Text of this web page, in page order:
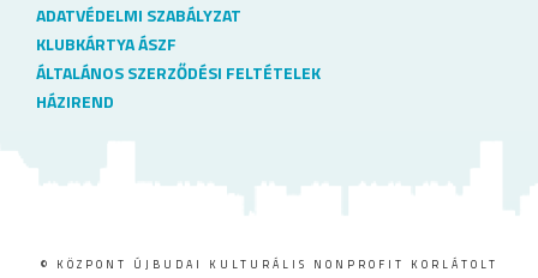
ADATVÉDELMI SZABÁLYZAT
KLUBKÁRTYA ÁSZF
ÁLTALÁNOS SZERZŐDÉSI FELTÉTELEK
HÁZIREND
© KÖZPONT ÚJBUDAI KULTURÁLIS NONPROFIT KORLÁTOLT